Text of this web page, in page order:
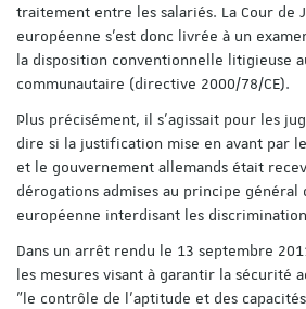
traitement entre les salariés. La Cour de
européenne s'est donc livrée à un
la disposition conventionnelle litigieuse
communautaire (directive 2000/78/CE).
Plus précisément, il s'agissait pour les
dire si la justification mise en avant par
et le gouvernement allemands était
dérogations admises au principe
européenne interdisant les
Dans un arrêt rendu le 13 septembre
les mesures visant à garantir la sécurité
"le contrôle de l'aptitude et des